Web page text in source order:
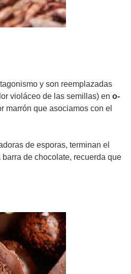
y son reemplazadas
violáceo de las semillas) en o-
marrón que asociamos con el
de esporas, terminan el
de chocolate, recuerda que